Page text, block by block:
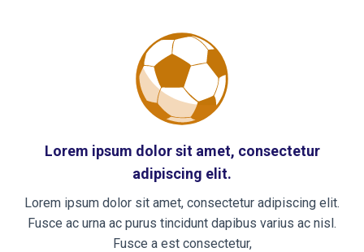
Lorem ipsum dolor sit amet, consectetur
adipiscing elit.
Lorem ipsum dolor sit amet, consectetur adipiscing elit.
Fusce ac urna ac purus tincidunt dapibus varius ac nisl.
Fusce a est consectetur,